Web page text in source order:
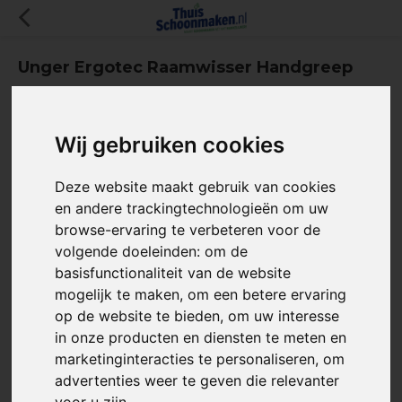
Wij gebruiken cookies
Deze website maakt gebruik van cookies
en andere trackingtechnologieën om uw
browse-ervaring te verbeteren voor de
volgende doeleinden:om de
basisfunctionaliteit van de website
mogelijk te maken,om een betere ervaring
op de website te bieden,om uw interesse
in onze producten en diensten te meten en
marketinginteracties te personaliseren,om
advertenties weer te geven die relevanter
Unger Ergotec Raamwisser Handgreep
Maak een keuze:*